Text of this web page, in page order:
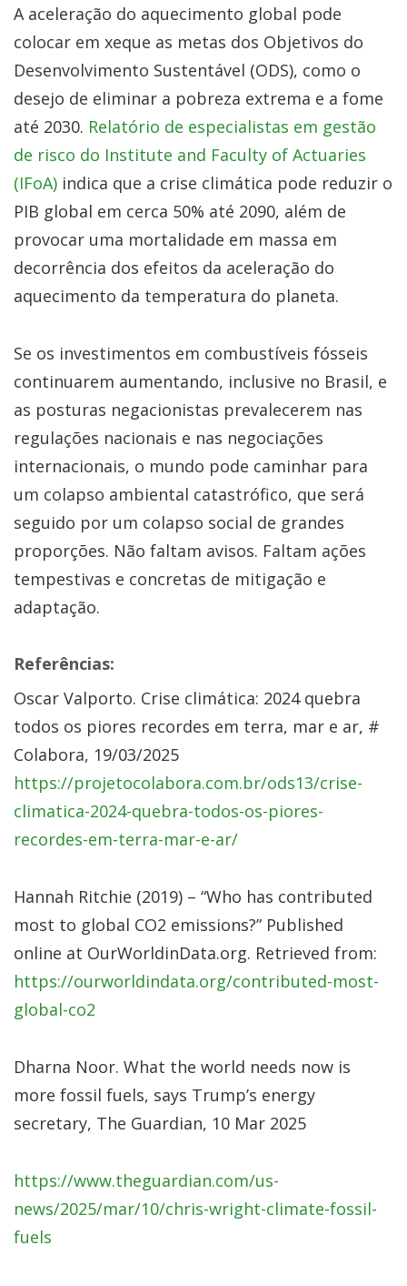
A aceleração do aquecimento global pode
colocar em xeque as metas dos Objetivos do
Desenvolvimento Sustentável (ODS), como o
desejo de eliminar a pobreza extrema e a fome
até 2030. Relatório de especialistas em gestão
de risco do Institute and Faculty of Actuaries
(IFoA) indica que a crise climática pode reduzir o
PIB global em cerca 50% até 2090, além de
provocar uma mortalidade em massa em
decorrência dos efeitos da aceleração do
aquecimento da temperatura do planeta.
Se os investimentos em combustíveis fósseis
continuarem aumentando, inclusive no Brasil, e
as posturas negacionistas prevalecerem nas
regulações nacionais e nas negociações
internacionais, o mundo pode caminhar para
um colapso ambiental catastrófico, que será
seguido por um colapso social de grandes
proporções. Não faltam avisos. Faltam ações
tempestivas e concretas de mitigação e
adaptação.
Referências:
Oscar Valporto. Crise climática: 2024 quebra
todos os piores recordes em terra, mar e ar, #
Colabora, 19/03/2025
https://projetocolabora.com.br/ods13/crise-
climatica-2024-quebra-todos-os-piores-
recordes-em-terra-mar-e-ar/
Hannah Ritchie (2019) – “Who has contributed
most to global CO2 emissions?” Published
online at OurWorldinData.org. Retrieved from:
https://ourworldindata.org/contributed-most-
global-co2
Dharna Noor. What the world needs now is
more fossil fuels, says Trump’s energy
secretary, The Guardian, 10 Mar 2025
https://www.theguardian.com/us-
news/2025/mar/10/chris-wright-climate-fossil-
fuels